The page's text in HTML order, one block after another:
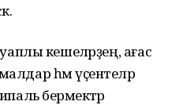
кешеләрҙең, ағас
һәм үҫентеләр
берәмектәр